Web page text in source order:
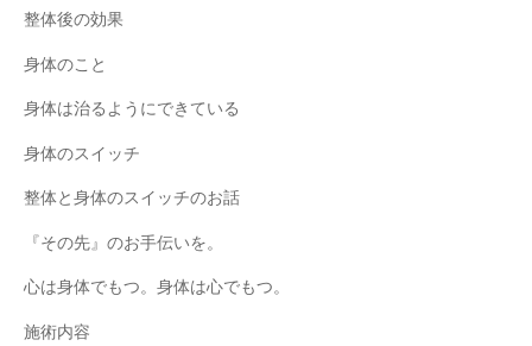
整体後の効果
身体のこと
身体は治るようにできている
身体のスイッチ
整体と身体のスイッチのお話
『その先』のお手伝いを。
心は身体でもつ。身体は心でもつ。
施術内容